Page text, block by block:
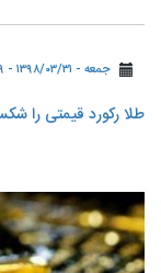
جمعه - ۱۳۹۸/۰۳/۳۱ - ۱۹:۳۹
️طلا رکورد قیمتی را